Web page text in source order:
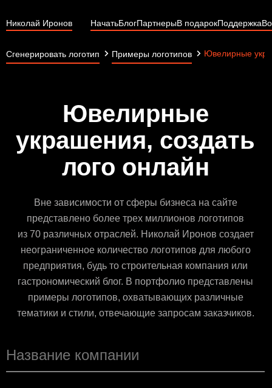
Николай Иронов НачатьБлогПартнерыВ подарокПоддержка
Сгенерировать логотип Примеры логотипов Ювелирные
Ювелирные
украшения, создать
лого онлайн
Вне зависимости от сферы бизнеса на сайте
представлено более трех миллионов логотипов
из 70 различных отраслей. Николай Иронов создает
неограниченное количество логотипов для любого
предприятия, будь то строительная компания или
гастрономический блог. В портфолио представлены
примеры логотипов, охватывающих различные
тематики и стили, отвечающие запросам заказчиков.